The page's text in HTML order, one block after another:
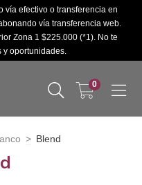
vía efectivo o transferencia en
vía transferencia web.
Zona 1 $225.000 (*1). No te
y oportunidades.
0
> Blend